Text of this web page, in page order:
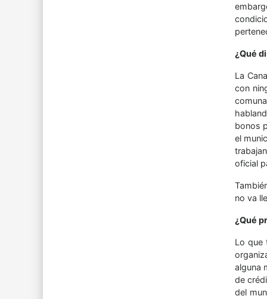
¿Qué
La
con
bonos
el
oficial
no va
¿Qué
Lo que
alguna
de
del